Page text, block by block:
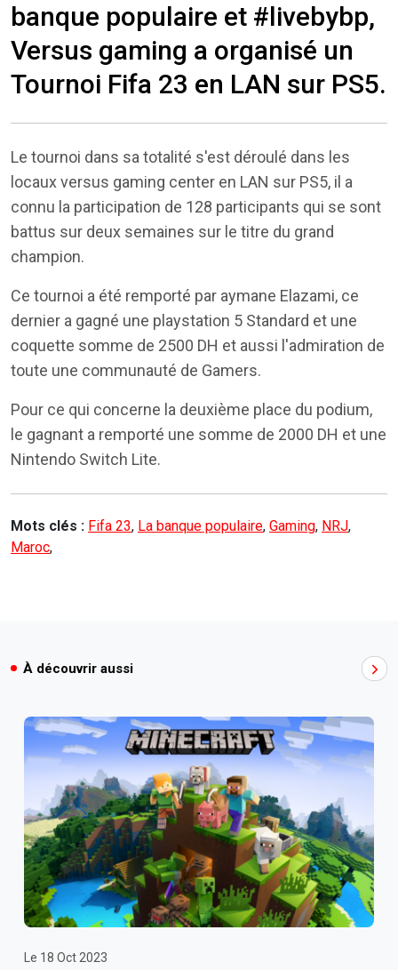
banque populaire et #livebybp,
Versus gaming a organisé un
Tournoi Fifa 23 en LAN sur PS5.
Le tournoi dans sa totalité s'est déroulé dans les
locaux versus gaming center en LAN sur PS5, il a
connu la participation de 128 participants qui se sont
battus sur deux semaines sur le titre du grand
champion.
Ce tournoi a été remporté par aymane Elazami, ce
dernier a gagné une playstation 5 Standard et une
coquette somme de 2500 DH et aussi l'admiration de
toute une communauté de Gamers.
Pour ce qui concerne la deuxième place du podium,
le gagnant a remporté une somme de 2000 DH et une
Nintendo Switch Lite.
Mots clés : Fifa 23, La banque populaire, Gaming, NRJ,
Maroc,
À découvrir aussi
Le 18 Oct 2023